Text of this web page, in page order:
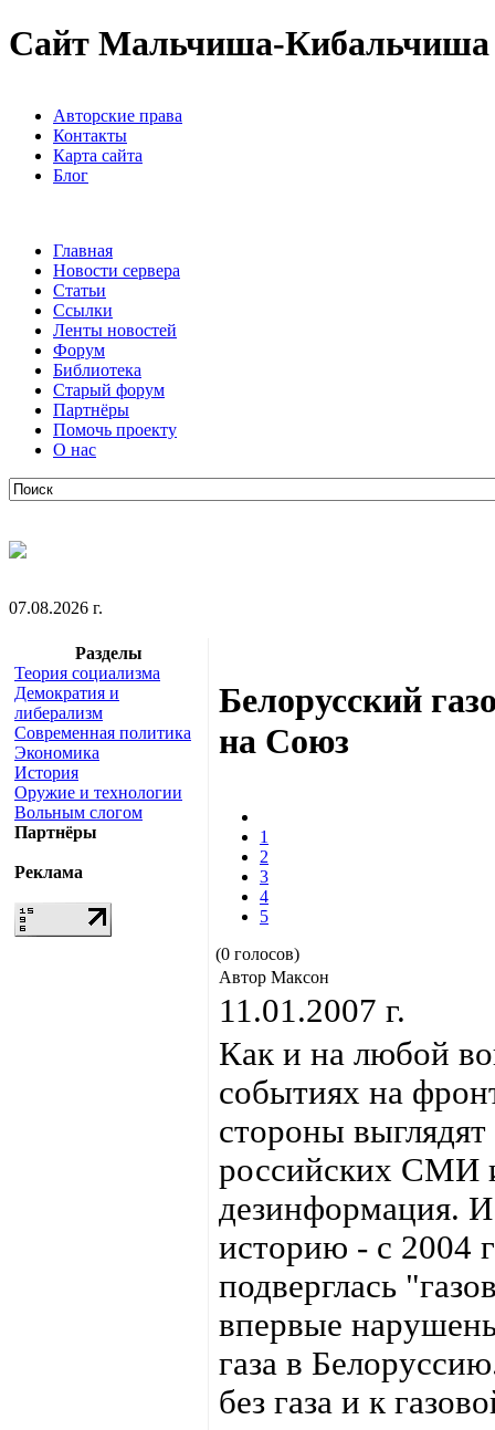
Сайт Мальчиша-Кибальчиша
Авторские права
Контакты
Карта сайта
Блог
Главная
Новости сервера
Статьи
Ссылки
Ленты новостей
Форум
Библиотека
Старый форум
Партнёры
Помочь проекту
О нас
07.08.2026 г.
Разделы
Теория социализма
Демократия и
либерализм
Современная политика
Экономика
История
Оружие и технологии
Вольным слогом
Партнёры
Реклама
Белорусский
на Союз
1
2
3
4
5
(0 голосов)
Автор Максон
11.01.2007 г.
Как и на любой
событиях на
стороны
российских СМИ
дезинформация.
историю - с 2004
подверглась
впервые
газа в
без газа и к